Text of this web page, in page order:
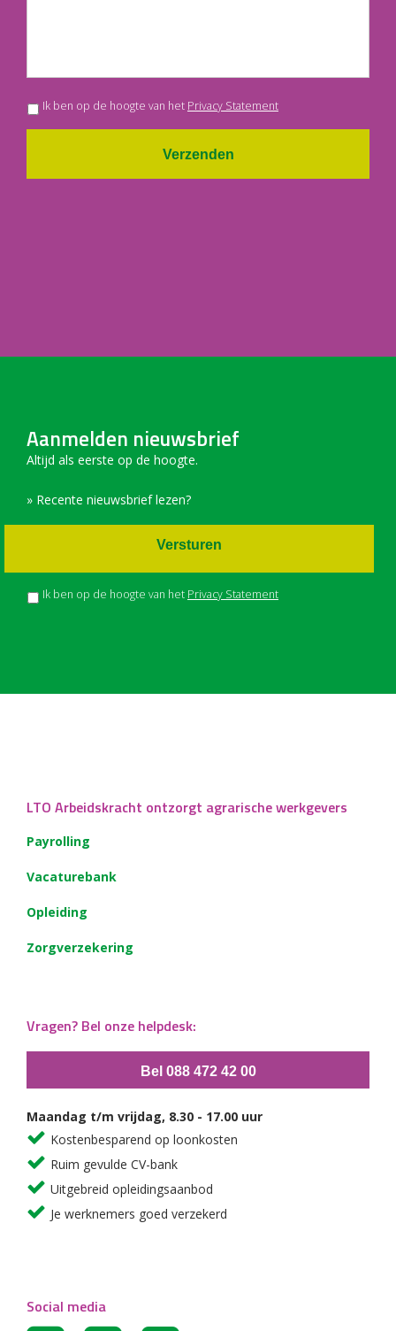
Ik ben op de hoogte van het Privacy Statement
Verzenden
Aanmelden nieuwsbrief
Altijd als eerste op de hoogte.
» Recente nieuwsbrief lezen?
Ik ben op de hoogte van het Privacy Statement
Versturen
LTO Arbeidskracht ontzorgt agrarische werkgevers
Payrolling
Vacaturebank
Opleiding
Zorgverzekering
Vragen? Bel onze helpdesk:
Bel 088 472 42 00
Maandag t/m vrijdag, 8.30 - 17.00 uur
Kostenbesparend op loonkosten
Ruim gevulde CV-bank
Uitgebreid opleidingsaanbod
Je werknemers goed verzekerd
Social media